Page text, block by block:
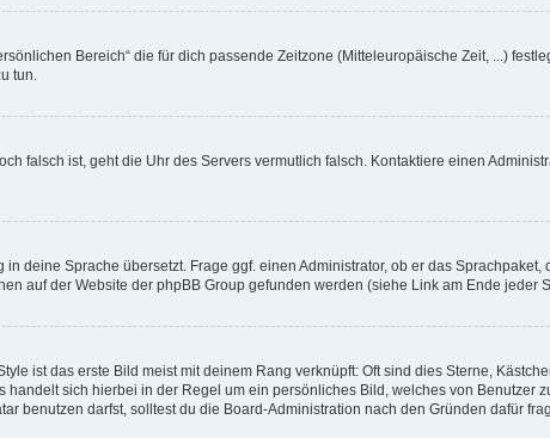
Bereich“ die für dich passende Zeitzone (Mitteleuropäische Zeit, ...)
tun.
falsch ist, geht die Uhr des Servers vermutlich falsch. Kontaktiere einen
deine Sprache übersetzt. Frage ggf. einen Administrator, ob er das
auf der Website der phpBB Group gefunden werden (siehe Link am Ende jeder
ist das erste Bild meist mit deinem Rang verknüpft: Oft sind dies Sterne,
sich hierbei in der Regel um ein persönliches Bild, welches von Benutzer
benutzen darfst, solltest du die Board-Administration nach den Gründen dafür